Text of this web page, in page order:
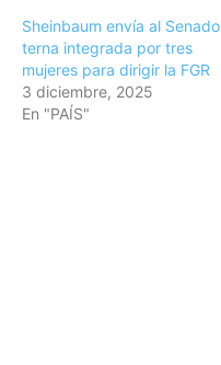
Sheinbaum envía al Senado
terna integrada por tres
mujeres para dirigir la FGR
3 diciembre, 2025
En "PAÍS"